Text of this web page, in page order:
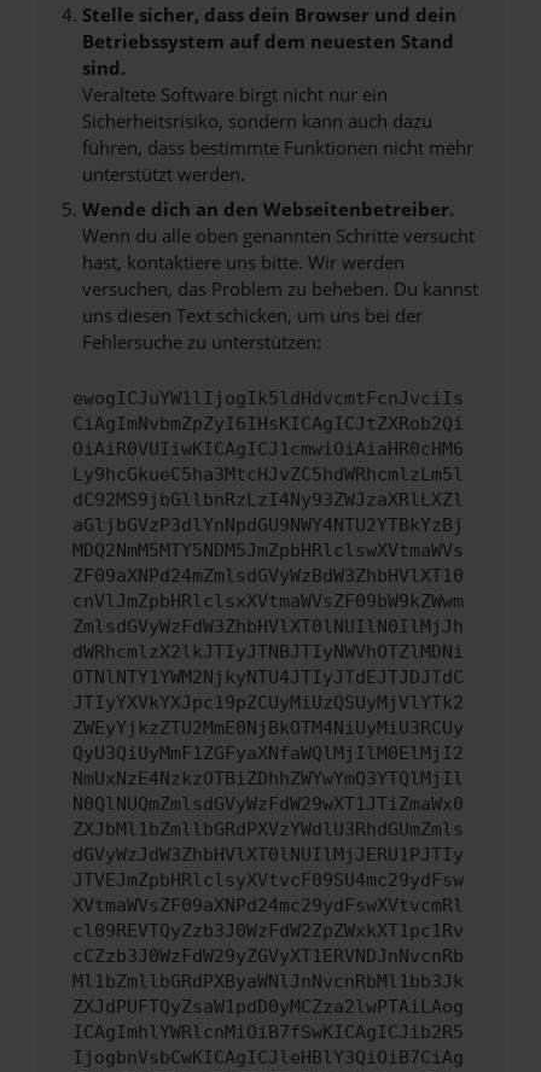
Stelle sicher, dass dein Browser und dein
Betriebssystem auf dem neuesten Stand
sind.
Veraltete Software birgt nicht nur ein
Sicherheitsrisiko, sondern kann auch dazu
führen, dass bestimmte Funktionen nicht mehr
unterstützt werden.
Wende dich an den Webseitenbetreiber.
Wenn du alle oben genannten Schritte versucht
hast, kontaktiere uns bitte. Wir werden
versuchen, das Problem zu beheben. Du kannst
uns diesen Text schicken, um uns bei der
Fehlersuche zu unterstützen:
ewogICJuYW1lIjogIk5ldHdvcmtFcnJvciIs
CiAgImNvbmZpZyI6IHsKICAgICJtZXRob2Qi
OiAiR0VUIiwKICAgICJ1cmwiOiAiaHR0cHM6
Ly9hcGkueC5ha3MtcHJvZC5hdWRhcmlzLm5l
dC92MS9jbGllbnRzLzI4Ny93ZWJzaXRlLXZl
aGljbGVzP3dlYnNpdGU9NWY4NTU2YTBkYzBj
MDQ2NmM5MTY5NDM5JmZpbHRlclswXVtmaWVs
ZF09aXNPd24mZmlsdGVyWzBdW3ZhbHVlXT10
cnVlJmZpbHRlclsxXVtmaWVsZF09bW9kZWwm
ZmlsdGVyWzFdW3ZhbHVlXT0lNUIlN0IlMjJh
dWRhcmlzX2lkJTIyJTNBJTIyNWVhOTZlMDNi
OTNlNTY1YWM2NjkyNTU4JTIyJTdEJTJDJTdC
JTIyYXVkYXJpc19pZCUyMiUzQSUyMjVlYTk2
ZWEyYjkzZTU2MmE0NjBkOTM4NiUyMiU3RCUy
QyU3QiUyMmF1ZGFyaXNfaWQlMjIlM0ElMjI2
NmUxNzE4NzkzOTBiZDhhZWYwYmQ3YTQlMjIl
N0QlNUQmZmlsdGVyWzFdW29wXT1JTiZmaWx0
ZXJbMl1bZmllbGRdPXVzYWdlU3RhdGUmZmls
dGVyWzJdW3ZhbHVlXT0lNUIlMjJERU1PJTIy
JTVEJmZpbHRlclsyXVtvcF09SU4mc29ydFsw
XVtmaWVsZF09aXNPd24mc29ydFswXVtvcmRl
cl09REVTQyZzb3J0WzFdW2ZpZWxkXT1pc1Rv
cCZzb3J0WzFdW29yZGVyXT1ERVNDJnNvcnRb
Ml1bZmllbGRdPXByaWNlJnNvcnRbMl1bb3Jk
ZXJdPUFTQyZsaW1pdD0yMCZza2lwPTAiLAog
ICAgImhlYWRlcnMiOiB7fSwKICAgICJib2R5
IjogbnVsbCwKICAgICJleHBlY3QiOiB7CiAg